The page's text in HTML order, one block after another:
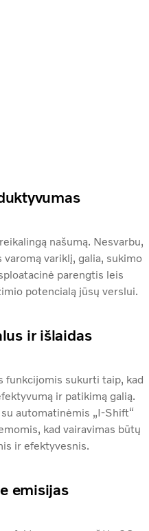
našumą. Nesvarbu,
variklį, galia, sukimo
parengtis leis
potencialą jūsų verslui.
ir išlaidas
funkcijomis sukurti taip, kad
ir patikimą galią.
automatinėmis „I-Shift“
kad vairavimas būtų
ir efektyvesnis.
emisijas